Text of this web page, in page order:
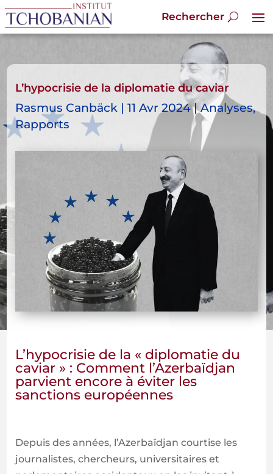
L’hypocrisie de la diplomatie du caviar
Rasmus Canbäck | 11 Avr 2024 | Analyses,
Rapports
L’hypocrisie de la « diplomatie du
caviar » : Comment l’Azerbaïdjan
parvient encore à éviter les
sanctions européennes
Depuis des années, l’Azerbaïdjan courtise les
journalistes, chercheurs, universitaires et